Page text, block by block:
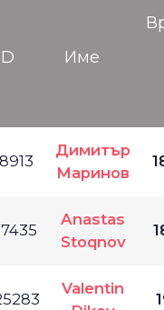
Име
8913
Димитър
Маринов
Anastas
Stoqnov
Valentin